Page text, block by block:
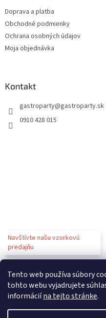
Tento web používa súbory
tohto webu vyjadrujete
informáciína tejto stránke.
Doprava a platba
Obchodné podmienky
Ochrana osobných údajov
Moja objednávka
Kontakt
gastroparty@gastroparty.sk
0910 428 015
Navštívte našu vzorkovú
predajňu